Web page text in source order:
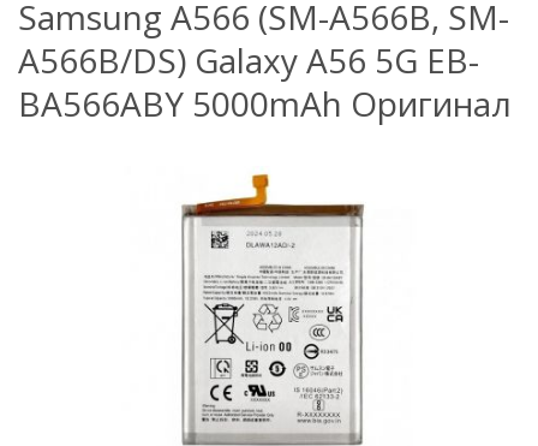
Samsung A566 (SM-A566B, SM-
A566B/DS) Galaxy A56 5G EB-
BA566ABY 5000mAh Оригинал